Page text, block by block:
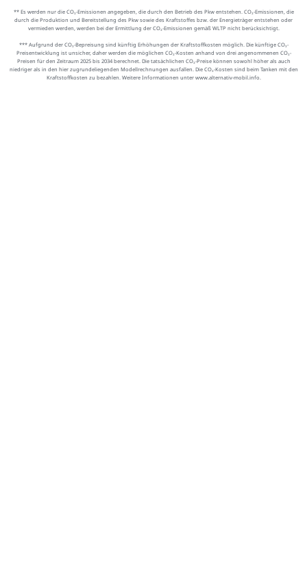
** Es werden nur die CO₂-Emissionen angegeben, die durch den Betrieb des Pkw entstehen. CO₂-Emissionen, die
durch die Produktion und Bereitstellung des Pkw sowie des Kraftstoffes bzw. der Energieträger entstehen oder
vermieden werden, werden bei der Ermittlung der CO₂-Emissionen gemäß WLTP nicht berücksichtigt.
*** Aufgrund der CO₂-Bepreisung sind künftig Erhöhungen der Kraftstoffkosten möglich. Die künftige CO₂-
Preisentwicklung ist unsicher, daher werden die möglichen CO₂-Kosten anhand von drei angenommenen CO₂-
Preisen für den Zeitraum 2025 bis 2034 berechnet. Die tatsächlichen CO₂-Preise können sowohl höher als auch
niedriger als in den hier zugrundeliegenden Modellrechnungen ausfallen. Die CO₂-Kosten sind beim Tanken mit den
Kraftstoffkosten zu bezahlen. Weitere Informationen unter www.alternativ-mobil.info.